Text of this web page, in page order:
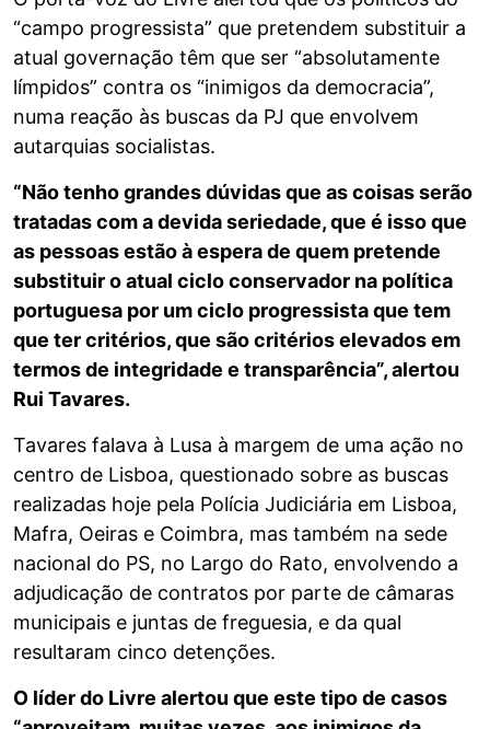
“campo progressista” que pretendem substituir a
atual governação têm que ser “absolutamente
límpidos” contra os “inimigos da democracia”,
numa reação às buscas da PJ que envolvem
autarquias socialistas.
“Não tenho grandes dúvidas que as coisas serão
tratadas com a devida seriedade, que é isso que
as pessoas estão à espera de quem pretende
substituir o atual ciclo conservador na política
portuguesa por um ciclo progressista que tem
que ter critérios, que são critérios elevados em
termos de integridade e transparência”, alertou
Rui Tavares.
Tavares falava à Lusa à margem de uma ação no
centro de Lisboa, questionado sobre as buscas
realizadas hoje pela Polícia Judiciária em Lisboa,
Mafra, Oeiras e Coimbra, mas também na sede
nacional do PS, no Largo do Rato, envolvendo a
adjudicação de contratos por parte de câmaras
municipais e juntas de freguesia, e da qual
resultaram cinco detenções.
O líder do Livre alertou que este tipo de casos